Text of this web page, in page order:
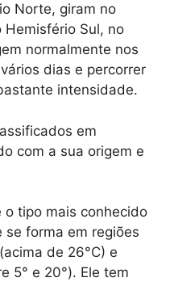
Norte, giram no
Sul, no
normalmente nos
dias e percorrer
intensidade.
em
com a sua origem e
o tipo mais conhecido
se forma em regiões
de 26°C) e
5° e 20°). Ele tem